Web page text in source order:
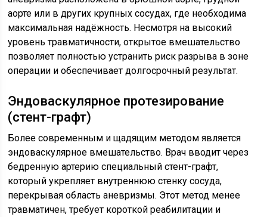
аорте или в других крупных сосудах, где необходима
максимальная надёжность. Несмотря на высокий
уровень травматичности, открытое вмешательство
позволяет полностью устранить риск разрыва в зоне
операции и обеспечивает долгосрочный результат.
Эндоваскулярное протезирование
(стент-графт)
Более современным и щадящим методом является
эндоваскулярное вмешательство. Врач вводит через
бедренную артерию специальный стент-графт,
который укрепляет внутреннюю стенку сосуда,
перекрывая область аневризмы. Этот метод менее
травматичен, требует короткой реабилитации и